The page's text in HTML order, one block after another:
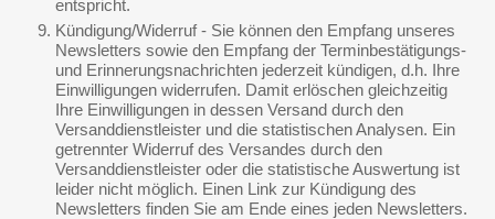
entspricht.
Kündigung/Widerruf - Sie können den Empfang unseres
Newsletters sowie den Empfang der Terminbestätigungs-
und Erinnerungsnachrichten jederzeit kündigen, d.h. Ihre
Einwilligungen widerrufen. Damit erlöschen gleichzeitig
Ihre Einwilligungen in dessen Versand durch den
Versanddienstleister und die statistischen Analysen. Ein
getrennter Widerruf des Versandes durch den
Versanddienstleister oder die statistische Auswertung ist
leider nicht möglich. Einen Link zur Kündigung des
Newsletters finden Sie am Ende eines jeden Newsletters.